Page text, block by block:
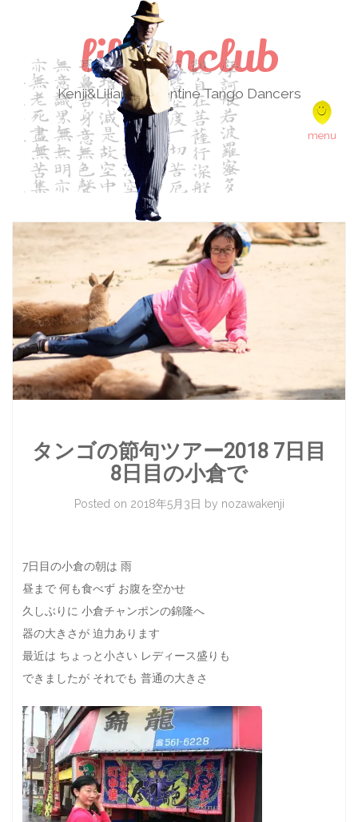
lilikenclub
Kenji&Liliana Argentine Tango Dancers
Skip to content
タンゴの節句ツアー2018 7日目
8日目の小倉で
Posted on 2018年5月3日 by nozawakenji
7日目の小倉の朝は 雨
昼まで 何も食べず お腹を空かせ
久しぶりに 小倉チャンポンの錦隆へ
器の大きさが 迫力あります
最近は ちょっと小さい レディース盛りも
できましたが それでも 普通の大きさ
menu